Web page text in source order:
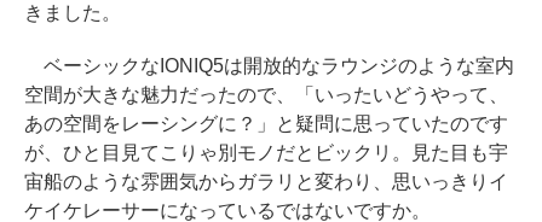
きました。
ベーシックなIONIQ5は開放的なラウンジのような室内
空間が大きな魅力だったので、「いったいどうやって、
あの空間をレーシングに？」と疑問に思っていたのです
が、ひと目見てこりゃ別モノだとビックリ。見た目も宇
宙船のような雰囲気からガラリと変わり、思いっきりイ
ケイケレーサーになっているではないですか。